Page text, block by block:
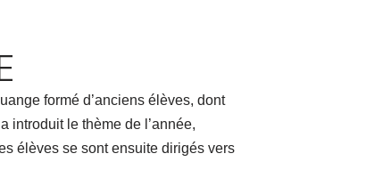
formé d’anciens élèves, dont
introduit le thème de l’année,
élèves se sont ensuite dirigés vers